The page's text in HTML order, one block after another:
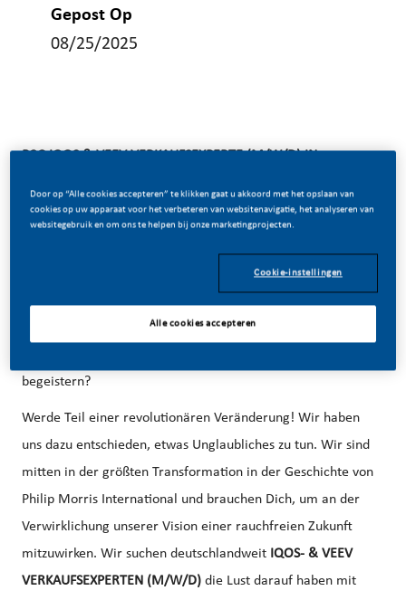
Gepost Op
08/25/2025
B2C IQOS & VEEV VERKAUFSEXPERTE (M/W/D) IN
Du bist ein Verkaufstalent (m/w/d), charismatisch und
persönlichen Verkaufsgespräch? Du bist ein Teamplayer
begeistern?
Werde Teil einer revolutionären Veränderung! Wir haben
uns dazu entschieden, etwas Unglaubliches zu tun. Wir sind
mitten in der größten Transformation in der Geschichte von
Philip Morris International und brauchen Dich, um an der
Verwirklichung unserer Vision einer rauchfreien Zukunft
mitzuwirken. Wir suchen deutschlandweit IQOS- & VEEV
VERKAUFSEXPERTEN (M/W/D) die Lust darauf haben mit
Door op “Alle cookies accepteren” te klikken gaat u akkoord met het opslaan van
cookies op uw apparaat voor het verbeteren van websitenavigatie, het analyseren van
websitegebruik en om ons te helpen bij onze marketingprojecten.
Cookie-instellingen
Alle cookies accepteren